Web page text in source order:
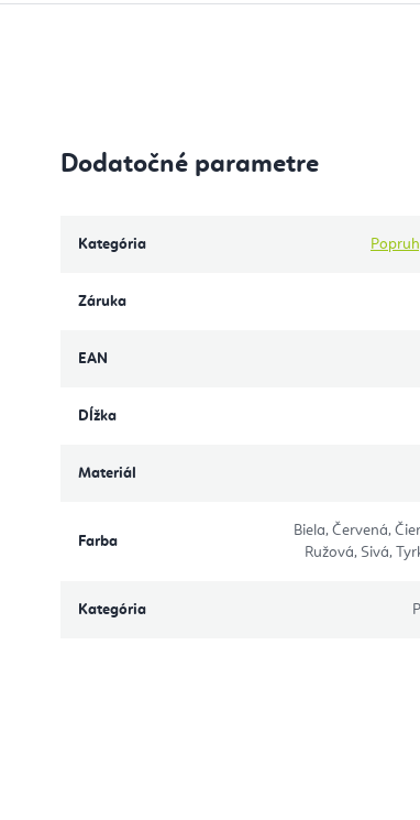
Dodatočné parametre
Kategória
Záruka
EAN
Dĺžka
Materiál
Farba
Biela, Červená,
Ružová, Sivá,
Kategória